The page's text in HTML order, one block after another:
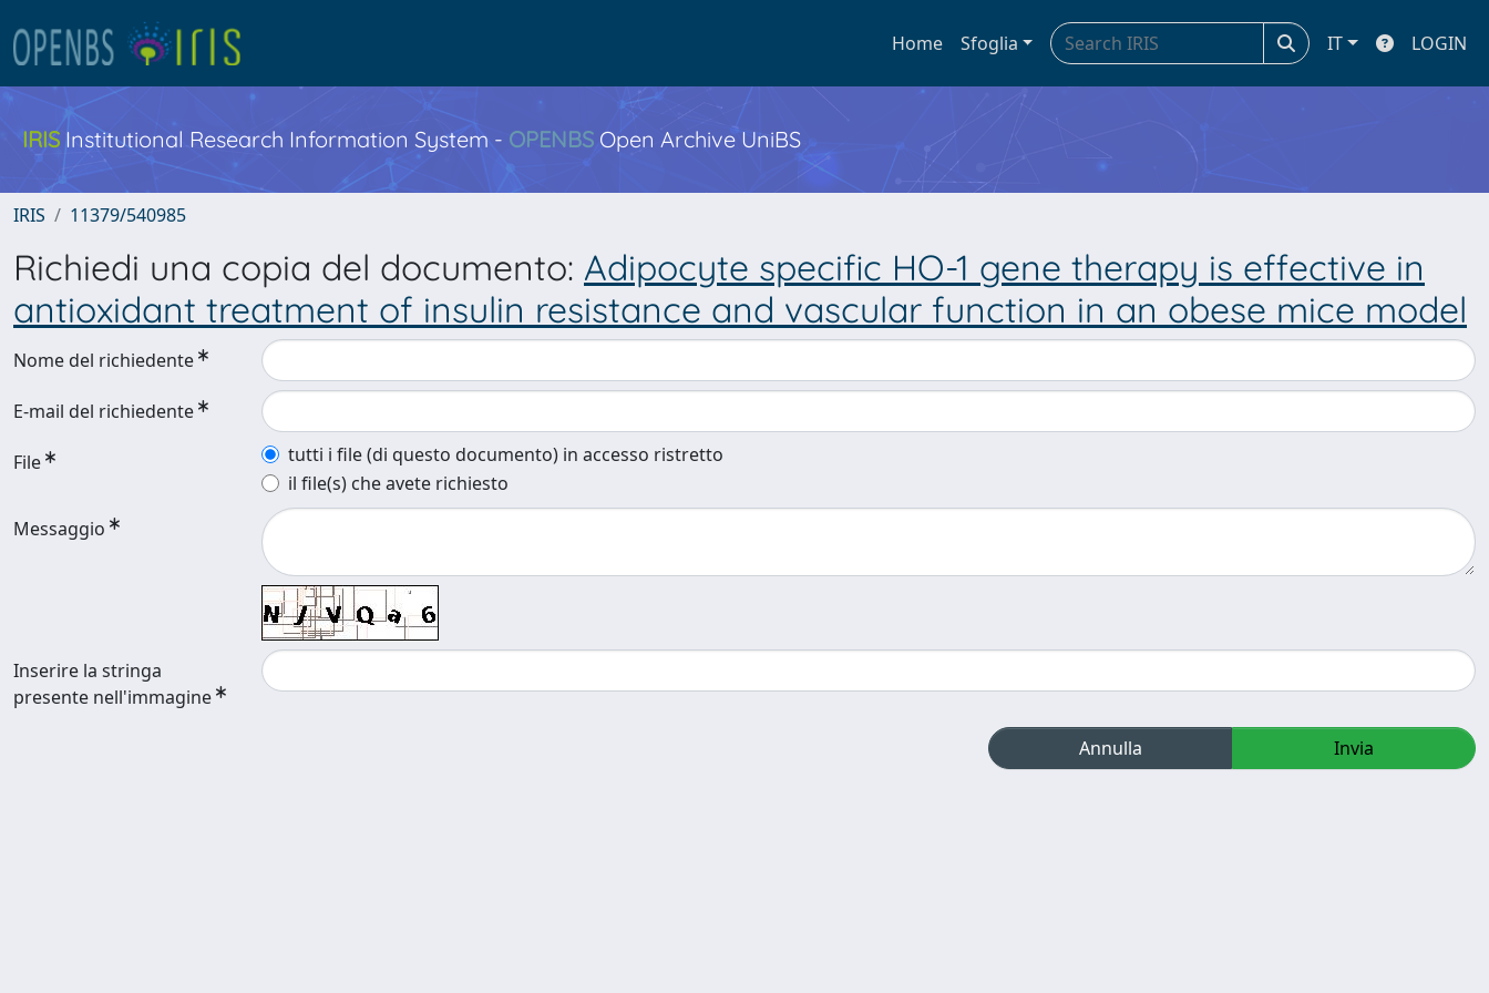
Home Sfoglia IT LOGIN
IRIS Institutional Research Information System - OPENBS Open Archive UniBS
IRIS 11379/540985
Richiedi una copia del documento: Adipocyte specific HO-1 gene therapy is effective in
antioxidant treatment of insulin resistance and vascular function in an obese mice model
Nome del richiedente
E-mail del richiedente
File
tutti i file (di questo documento) in accesso ristretto
il file(s) che avete richiesto
Messaggio
Inserire la stringa
presente nell'immagine
Annulla Invia